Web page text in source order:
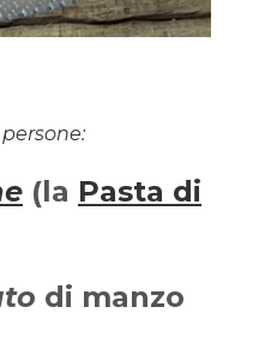
(la Pasta di
di manzo